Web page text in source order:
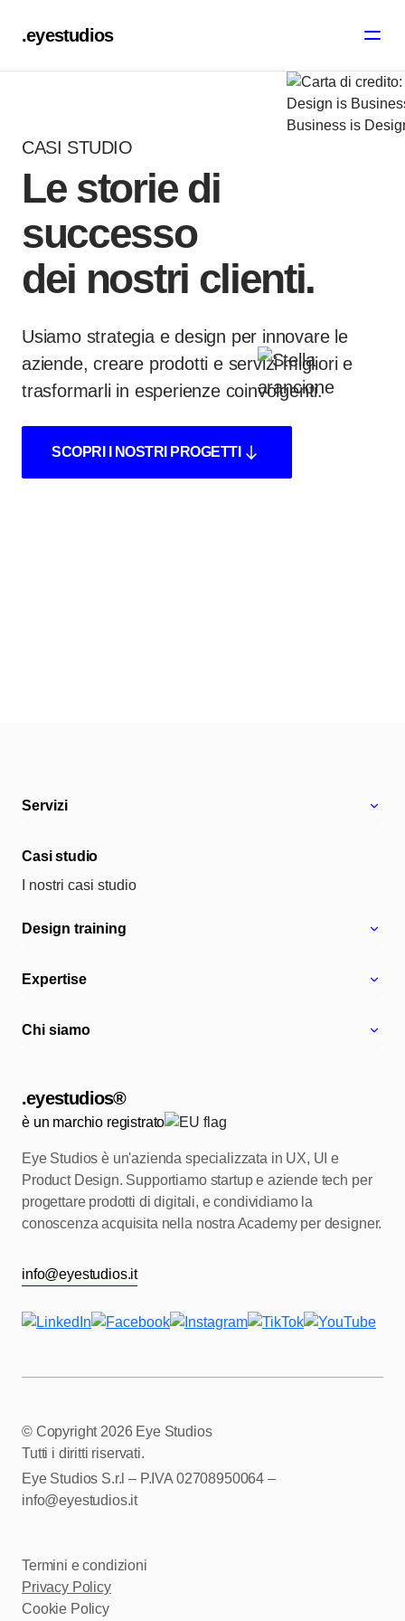
.eyestudios
CASI STUDIO
Le storie di
successo
dei nostri clienti.
Usiamo strategia e design per innovare le
aziende, creare prodotti e servizi migliori e
trasformarli in esperienze coinvolgenti.
SCOPRI I NOSTRI PROGETTI
Servizi
Casi studio
I nostri casi studio
Design training
Expertise
Chi siamo
.eyestudios®
è un marchio registrato
Eye Studios è un'azienda specializzata in UX, UI e
Product Design. Supportiamo startup e aziende tech per
progettare prodotti di digitali, e condividiamola
conoscenza acquisita nella nostra Academy per designer.
info@eyestudios.it
© Copyright 2026 Eye Studios
Tutti i diritti riservati.
Eye Studios S.r.l – P.IVA 02708950064 –
info@eyestudios.it
Termini e condizioni
Privacy Policy
Cookie Policy